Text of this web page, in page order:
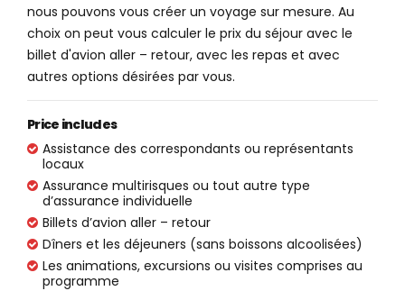
nous pouvons vous créer un voyage sur mesure. Au
choix on peut vous calculer le prix du séjour avec le
billet d'avion aller – retour, avec les repas et avec
autres options désirées par vous.
Price includes
Assistance des correspondants ou représentants
locaux
Assurance multirisques ou tout autre type
d’assurance individuelle
Billets d’avion aller – retour
Dîners et les déjeuners (sans boissons alcoolisées)
Les animations, excursions ou visites comprises au
programme